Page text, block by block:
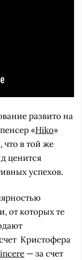
развито на
«Hiko»
, что в той же
ценится
успехов.
от которых те
Кристофера
— за счет